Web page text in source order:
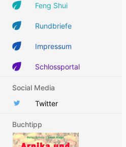
Feng Shui
Rundbriefe
Impressum
Schlossportal
Social Media
Twitter
Buchtipp